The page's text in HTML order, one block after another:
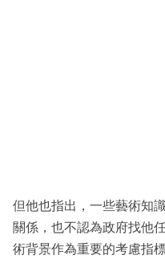
但他也指出，一些藝術知
關係，也不認為政府找他
術背景作為重要的考慮指標